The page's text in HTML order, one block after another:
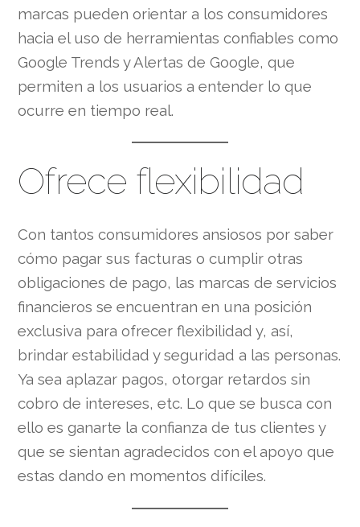
marcas pueden orientar a los consumidores
hacia el uso de herramientas confiables como
Google Trends y Alertas de Google, que
permiten a los usuarios a entender lo que
ocurre en tiempo real.
Ofrece flexibilidad
Con tantos consumidores ansiosos por saber
cómo pagar sus facturas o cumplir otras
obligaciones de pago, las marcas de servicios
financieros se encuentran en una posición
exclusiva para ofrecer flexibilidad y, así,
brindar estabilidad y seguridad a las personas.
Ya sea aplazar pagos, otorgar retardos sin
cobro de intereses, etc. Lo que se busca con
ello es ganarte la confianza de tus clientes y
que se sientan agradecidos con el apoyo que
estas dando en momentos difíciles.